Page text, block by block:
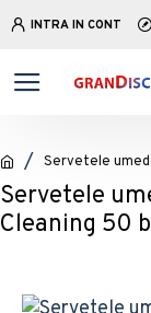
INTRA IN CONT
Servetele
Servetele
Cleaning 50